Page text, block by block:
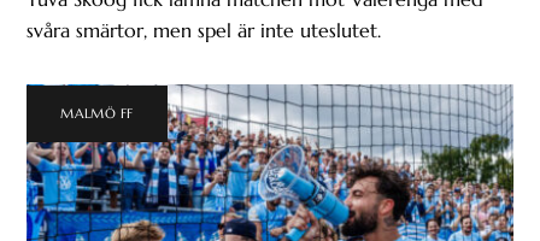
svåra smärtor, men spel är inte uteslutet.
MALMÖ FF